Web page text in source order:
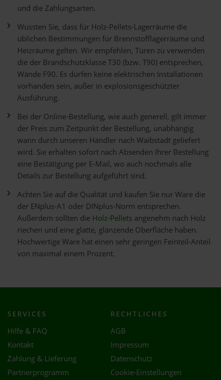
und die Zahlungsarten.
Wussten Sie, dass für Holz-Pellets-Lagerräume die
üblichen Bestimmungen für Brennstofflagerräume und
Heizräume gelten. Wir empfehlen, Türen zu verwenden
die der Brandschutzklasse T30 (bzw. T90) entsprechen,
Wände F90. Es dürfen keine elektrischen Installationen
vorhanden sein, außer in explosionsgeschützter
Ausführung.
Bei der Online-Bestellung, wie auch generell, gilt immer
der Preis zum Zeitpunkt der Bestellung, unabhängig
wann durch unseren Händler nach Waibstadt geliefert
wird. Sie erhalten sofort nach Absenden Ihrer Bestellung
eine Bestätigung per E-Mail, wo auch nochmals alle
Details zur Bestellung aufgeführt sind.
Achten Sie auf die Qualität und kaufen Sie nur Ware die
der ENplus-A1 oder DINplus-Norm entsprechen.
Außerdem sollten die Holz-Pellets angenehm nach Holz
riechen und eine glatte, glänzende Oberfläche haben.
Hochwertige Ware hat einen sehr geringen Feinteil-Anteil
von maximal einem Prozent.
SERVICES
Hilfe & FAQ
Kontakt
Zahlung & Lieferung
Partnerprogramm
RECHTLICHES
AGB
Impressum
Datenschutz
Cookie-Einstellungen